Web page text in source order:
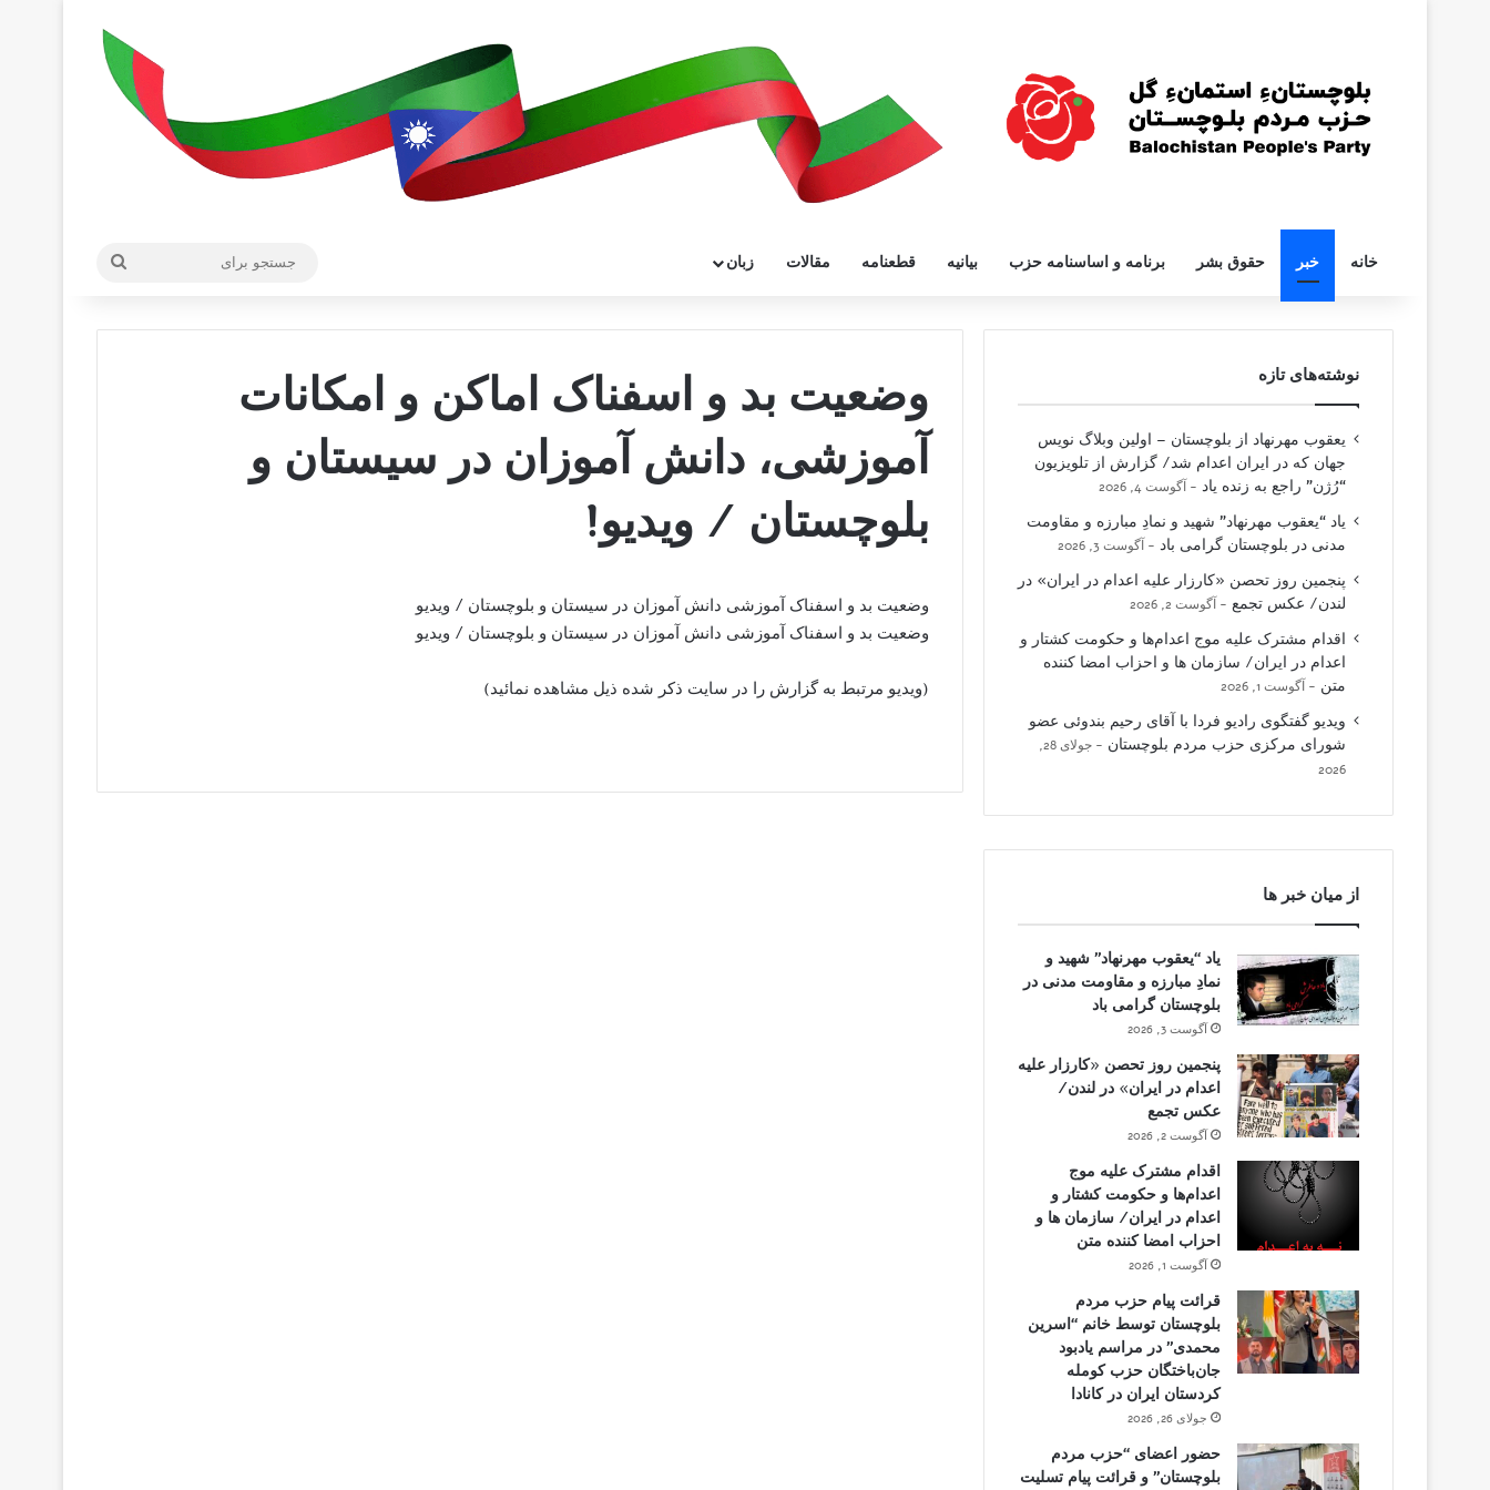
خانه خبر حقوق بشر برنامه و اساسنامه حزب بیانیه قطعنامه مقالات زبان
وضعیت بد و اسفناک اماکن و امکانات
آموزشی، دانش آموزان در سیستان و
بلوچستان / ویدیو!
وضعیت بد و اسفناک آموزشی دانش آموزان در سیستان و بلوچستان / ویدیو
وضعیت بد و اسفناک آموزشی دانش آموزان در سیستان و بلوچستان / ویدیو
(ویدیو مرتبط به گزارش را در سایت ذکر شده ذیل مشاهده نمائید)
نوشته‌های تازه
یعقوب مهرنهاد از بلوچستان – اولین وبلاگ نویس
جهان که در ایران اعدام شد/ گزارش از تلویزیون
“رُژن” راجع به زنده یاد
آگوست 4, 2026
یاد “یعقوب مهرنهاد” شهید و نمادِ مبارزه و مقاومت
مدنی در بلوچستان گرامی باد
آگوست 3, 2026
پنجمین روز تحصن «کارزار علیه اعدام در ایران» در
لندن/ عکس تجمع
آگوست 2, 2026
اقدام مشترک علیه موج اعدام‌ها و حکومت کشتار و
اعدام در ایران/ سازمان ها و احزاب امضا کننده
متن
آگوست 1, 2026
ویدیو گفتگوی رادیو فردا با آقای رحیم بندوئی عضو
شورای مرکزی حزب مردم بلوچستان
جولای 28,
2026
از میان خبر ها
یاد “یعقوب مهرنهاد” شهید و
نمادِ مبارزه و مقاومت مدنی در
بلوچستان گرامی باد
آگوست 3, 2026
پنجمین روز تحصن «کارزار علیه
اعدام در ایران» در لندن/
عکس تجمع
آگوست 2, 2026
اقدام مشترک علیه موج
اعدام‌ها و حکومت کشتار و
اعدام در ایران/ سازمان ها و
احزاب امضا کننده متن
آگوست 1, 2026
قرائت پیام حزب مردم
بلوچستان توسط خانم “اسرین
محمدی” در مراسم یادبود
جان‌باختگان حزب کومله
کردستان ایران در کانادا
جولای 26, 2026
حضور اعضای “حزب مردم
بلوچستان” و قرائت پیام تسلیت